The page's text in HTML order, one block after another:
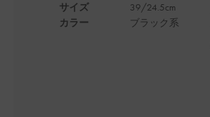
サイズ
カラー
39/24.5cm
ブラック系